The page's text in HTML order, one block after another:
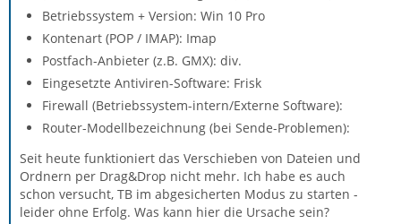
Betriebssystem + Version: Win 10 Pro
Kontenart (POP / IMAP): Imap
Postfach-Anbieter (z.B. GMX): div.
Eingesetzte Antiviren-Software: Frisk
Firewall (Betriebssystem-intern/Externe Software):
Router-Modellbezeichnung (bei Sende-Problemen):
Seit heute funktioniert das Verschieben von Dateien und
Ordnern per Drag&Drop nicht mehr. Ich habe es auch
schon versucht, TB im abgesicherten Modus zu starten -
leider ohne Erfolg. Was kann hier die Ursache sein?